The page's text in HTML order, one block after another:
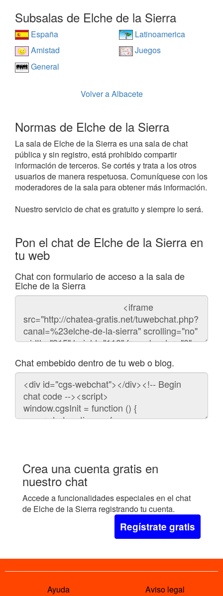
Subsalas de Elche de la Sierra
España
Latinoamerica
Amistad
Juegos
General
Volver a Albacete
Normas de Elche de la Sierra
La sala de Elche de la Sierra es una sala de chat
pública y sin registro, está prohibido compartir
información de terceros. Se cortés y trata a los otros
usuarios de manera respetuosa. Comuníquese con los
moderadores de la sala para obtener más información.
Nuestro servicio de chat es gratuito y siempre lo será.
Pon el chat de Elche de la Sierra en
tu web
Chat con formulario de acceso a la sala de
Elche de la Sierra
Código
chat
Chat embebido dentro de tu web o blog.
Código
para
embeber
chat
Crea una cuenta gratis en
nuestro chat
Accede a funcionalidades especiales en el chat
de Elche de la Sierra registrando tu cuenta.
Regístrate gratis
Ayuda Aviso legal